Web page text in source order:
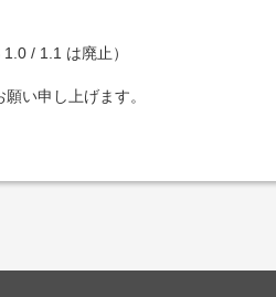
/ 1.1 は廃止）
い申し上げます。